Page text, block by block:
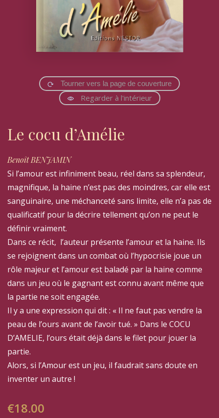
Tourner vers la page de couverture
Regarder à l'intérieur
Le cocu d’Amélie
Benoît BENJAMIN
Si l’amour est infiniment beau, réel dans sa splendeur,
magnifique, la haine n’est pas des moindres, car elle est
sanguinaire, une méchanceté sans limite, elle n’a pas de
qualificatif pour la décrire tellement qu’on ne peut le
définir vraiment.
Dans ce récit, l’auteur présente l’amour et la haine. Ils
se rejoignent dans un combat où l’hypocrisie joue un
rôle majeur et l’amour est baladé par la haine comme
dans un jeu où le gagnant est connu avant même que
la partie ne soit engagée.
Il y a une expression qui dit : « Il ne faut pas vendre la
peau de l’ours avant de l’avoir tué. » Dans le COCU
D’AMELIE, l’ours était déjà dans le filet pour jouer la
partie.
Alors, si l’Amour est un jeu, il faudrait sans doute en
inventer un autre !
€18.00